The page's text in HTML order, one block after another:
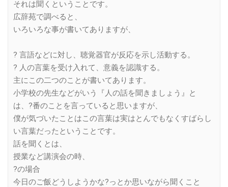
それは聞くということです。
広辞苑で調べると、
いろいろな事が書いてありますが、
? 言語などに対し、聴覚器官が反応を示し活動する。
? 人の言葉を受け入れて、意義を認識する。
主にこの二つのことが書いてあります。
小学校の先生などがいう『人の話を聞きましょう』と
は、?番のことを言っていると思いますが、
僕が気づいたことはこの言葉は実はとんでもなくすばらし
い言葉だったということです。
話を聞くとは、
授業など講演会の時、
?の場合
今日のご飯どうしようかな?っとか思いながら聞くこと